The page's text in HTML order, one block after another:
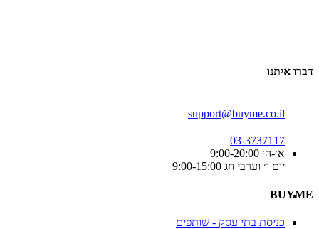
דברו איתנו
support@buyme.co.il
03-3737117
א׳-ה׳ 9:00-20:00
יום ו׳ וערבי חג 9:00-15:00
BUYME
כניסת בתי עסק - שותפים